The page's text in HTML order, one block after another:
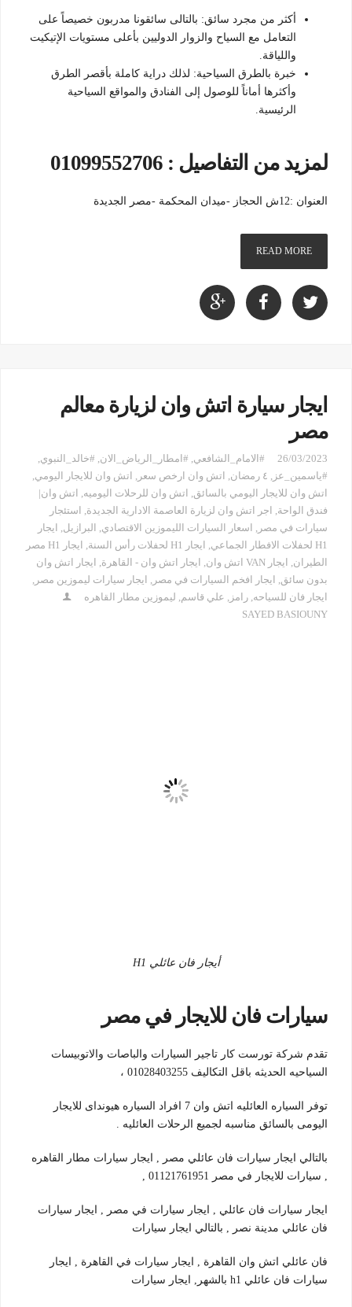
أكثر من مجرد سائق: بالتالى سائقونا مدربون خصيصاً على
التعامل مع السياح والزوار الدوليين بأعلى مستويات الإتيكيت
واللياقة.
خبرة بالطرق السياحية: لذلك دراية كاملة بأقصر الطرق
وأكثرها أماناً للوصول إلى الفنادق والمواقع السياحية
الرئيسية.
لمزيد من التفاصيل : 01099552706
العنوان :12ش الحجاز -ميدان المحكمة -مصر الجديدة
READ MORE
ايجار سيارة اتش وان لزيارة معالم
مصر
26/03/2023 #الامام_الشافعي, #امطار_الرياض_الان, #خالد_النبوي,
#ياسمين_عز , ٤ رمضان , اتش وان ارخص سعر , اتش وان للايجار اليومي,
اتش وان للايجار اليومي بالسائق, اتش وان للرحلات اليوميه, اتش وان|
فندق الواحة, اجر اتش وان لزيارة العاصمة الادارية الجديدة, استئجار
سيارات في مصر , اسعار السيارات الليموزين الاقتصادي, البرازيل, ايجار
H1 لحفلات الافطار الجماعي
, ايجار H1 لحفلات رأس السنة ,
ايجار H1 مصر
الطيران, ايجار VAN اتش وان , ايجار اتش وان - القاهرة, ايجار اتش وان
بدون سائق, ايجار افخم السيارات في مصر , ايجار سيارات ليموزين مصر ,
ايجار فان للسياحه, رامز , علي قاسم, ليموزين مطار القاهره
SAYED BASIOUNY
أيجار فان عائلي H1
سيارات فان للايجار في مصر
تقدم شركة تورست كار تاجير السيارات والباصات والاتوبيسات
السياحيه الحديثه باقل التكاليف 01028403255 ،
توفر السياره العائليه اتش وان 7 افراد السياره هيونداى للايجار
اليومى بالسائق مناسبه لجميع الرحلات العائليه .
بالتالي ايجار سيارات فان عائلي مصر , ايجار سيارات مطار القاهره
, سيارات للايجار في مصر 01121761951 ,
ايجار سيارات فان عائلي , ايجار سيارات في مصر , ايجار سيارات
فان عائلي مدينة نصر , بالتالي ايجار سيارات
فان عائلي اتش وان القاهرة , ايجار سيارات في القاهرة , ايجار
سيارات فان عائلي h1 بالشهر, ايجار سيارات